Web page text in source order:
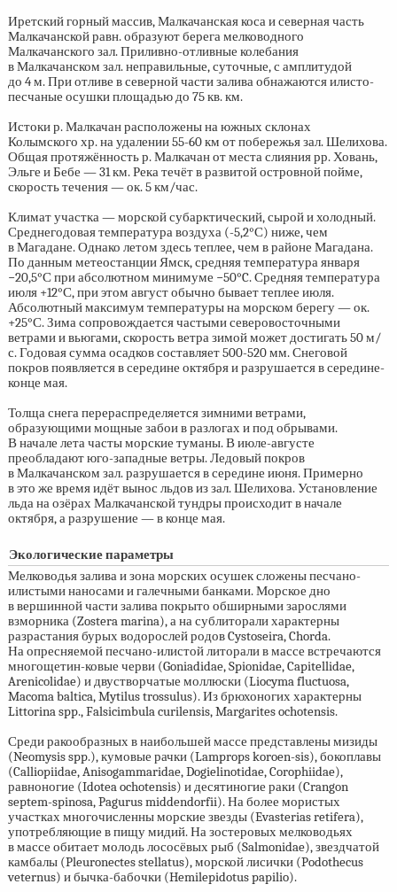
Иретский горный массив, Малкачанская коса и северная часть
Малкачанской равн. образуют берега мелководного
Малкачанского зал. Приливно-отливные колебания
в Малкачанском зал. неправильные, суточные, с амплитудой
до 4 м. При отливе в северной части залива обнажаются илисто-
песчаные осушки площадью до 75 кв. км.
Истоки р. Малкачан расположены на южных склонах
Колымского хр. на удалении55-60 км от побережья зал. Шелихова.
Общая протяжённость р. Малкачан от места слияния рр. Ховань,
Эльге и Бебе — 31 км. Река течёт в развитой островной пойме,
скорость течения — ок. 5 км/час.
Климат участка — морской субарктический, сырой и холодный.
Среднегодовая температура воздуха (-5,2°С) ниже, чем
в Магадане. Однако летом здесь теплее, чем в районе Магадана.
По данным метеостанции Ямск, средняя температура января
−20,5°С при абсолютном минимуме −50°C. Средняя температура
июля +12°С, при этом август обычно бывает теплее июля.
Абсолютный максимум температуры на морском берегу — ок.
+25°С. Зима сопровождается частыми северовосточными
ветрами и вьюгами, скорость ветра зимой может достигать 50 м/
с. Годовая сумма осадков составляет500-520 мм.Снеговой
покров появляется в середине октября и разрушается в середине-
конце мая.
Толща снега перераспределяется зимними ветрами,
образующими мощные забои в разлогах и под обрывами.
В начале лета часты морские туманы. В июле-августе
преобладают юго-западные ветры. Ледовый покров
в Малкачанском зал. разрушается в середине июня. Примерно
в это же время идёт вынос льдов из зал. Шелихова. Установление
льда на озёрах Малкачанской тундры происходит в начале
октября, а разрушение — в конце мая.
Экологические параметры
Мелководья залива и зона морских осушек сложены песчано-
илистыми наносами и галечными банками. Морское дно
в вершинной части залива покрыто обширными зарослями
взморника (Zostera marina), а на сублиторали характерны
разрастания бурых водорослей родов Cystoseira, Chorda.
На опресняемой песчано-илистой литорали в массе встречаются
многощетин-ковые черви (Goniadidae, Spionidae, Capitellidae,
Arenicolidae) и двустворчатые моллюски (Liocyma fluctuosa,
Macoma baltica, Mytilus trossulus). Из брюхоногих характерны
Littorina spp., Falsicimbula curilensis, Margarites ochotensis.
Среди ракообразных в наибольшей массе представлены мизиды
(Neomysis spp.), кумовые рачки (Lamprops koroen-sis), бокоплавы
(Calliopiidae, Anisogammaridae, Dogielinotidae, Corophiidae),
равноногие (Idotea ochotensis) и десятиногие раки (Crangon
septem-spinosa, Pagurus middendorfii). На более мористых
участках многочисленны морские звезды (Evasterias retifera),
употребляющие в пищу мидий. На зостеровых мелководьях
в массе обитает молодь лососёвых рыб (Salmonidae), звездчатой
камбалы (Pleuronectes stellatus), морской лисички (Podothecus
veternus) и бычка-бабочки (Hemilepidotus papilio).